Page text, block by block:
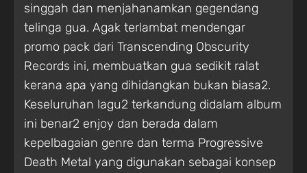
singgah dan menjahanamkan gegendang
telinga gua. Agak terlambat mendengar
promo pack dari Transcending Obscurity
Records ini, membuatkan gua sedikit ralat
kerana apa yang dihidangkan bukan biasa2.
Keseluruhan lagu2 terkandung didalam album
ini benar2 enjoy dan berada dalam
kepelbagaian genre dan terma Progressive
Death Metal yang digunakan sebagai konsep